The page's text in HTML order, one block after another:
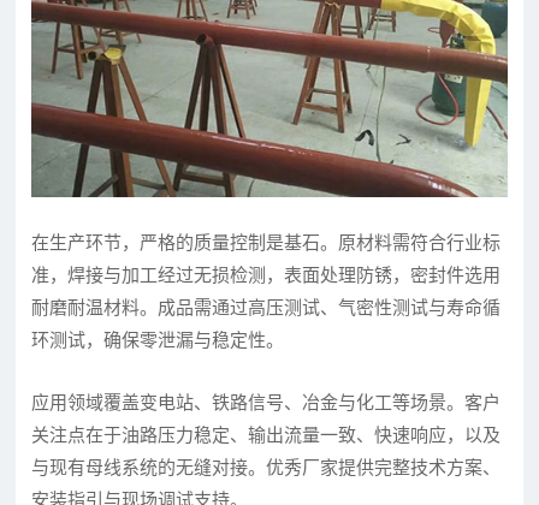
在生产环节，严格的质量控制是基石。原材料需符合行业标
准，焊接与加工经过无损检测，表面处理防锈，密封件选用
耐磨耐温材料。成品需通过高压测试、气密性测试与寿命循
环测试，确保零泄漏与稳定性。
应用领域覆盖变电站、铁路信号、冶金与化工等场景。客户
关注点在于油路压力稳定、输出流量一致、快速响应，以及
与现有母线系统的无缝对接。优秀厂家提供完整技术方案、
安装指引与现场调试支持。